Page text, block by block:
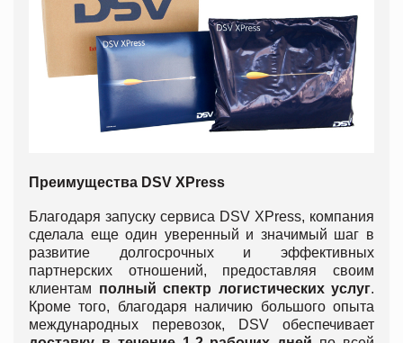
Преимущества DSV XPress
Благодаря запуску сервиса DSV XPress, компания
сделала еще один уверенный и значимый шаг в
развитие долгосрочных и эффективных
партнерских отношений, предоставляя своим
клиентам полный спектр логистических услуг.
Кроме того, благодаря наличию большого опыта
международных перевозок, DSV обеспечивает